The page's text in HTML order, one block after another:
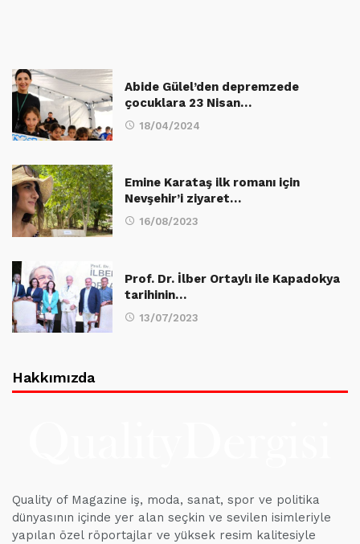
Abide Gülel’den depremzede
çocuklara 23 Nisan…
18/04/2024
Emine Karataş ilk romanı için
Nevşehir’i ziyaret…
16/08/2023
Prof. Dr. İlber Ortaylı ile Kapadokya
tarihinin…
13/07/2023
Hakkımızda
Quality of Magazine iş, moda, sanat, spor ve politika
dünyasının içinde yer alan seçkin ve sevilen isimleriyle
yapılan özel röportajlar ve yüksek resim kalitesiyle